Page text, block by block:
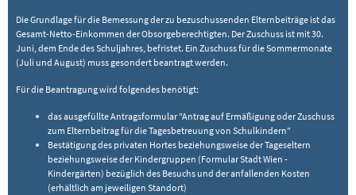
Die Grundlage für die Bemessung der zu bezuschussenden Elternbeiträge ist das
Gesamt-Netto-Einkommen der Obsorgeberechtigten. Der Zuschuss ist mit 30.
Juni, dem Ende des Schuljahres, befristet. Ein Zuschuss für die Sommermonate
(Juli und August) muss gesondert beantragt werden.
Für die Beantragung wird folgendes benötigt:
das ausgefüllte Antragsformular "Antrag auf Ermäßigung oder Zuschuss
zum Elternbeitrag für die Tagesbetreuung von Schulkindern"
Bestätigung des privaten Hortes beziehungsweise der Tageseltern
beziehungsweise der Kindergruppen (Formular Stadt Wien -
Kindergärten) bezüglich des Besuchs und der anfallenden Kosten
(erhältlich am jeweiligen Standort)